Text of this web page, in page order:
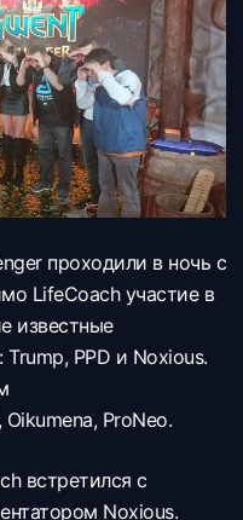
проходили в ночь с
LifeCoach участие в
известные
PPD и Noxious.
ProNeo.
встретился с
Noxious.